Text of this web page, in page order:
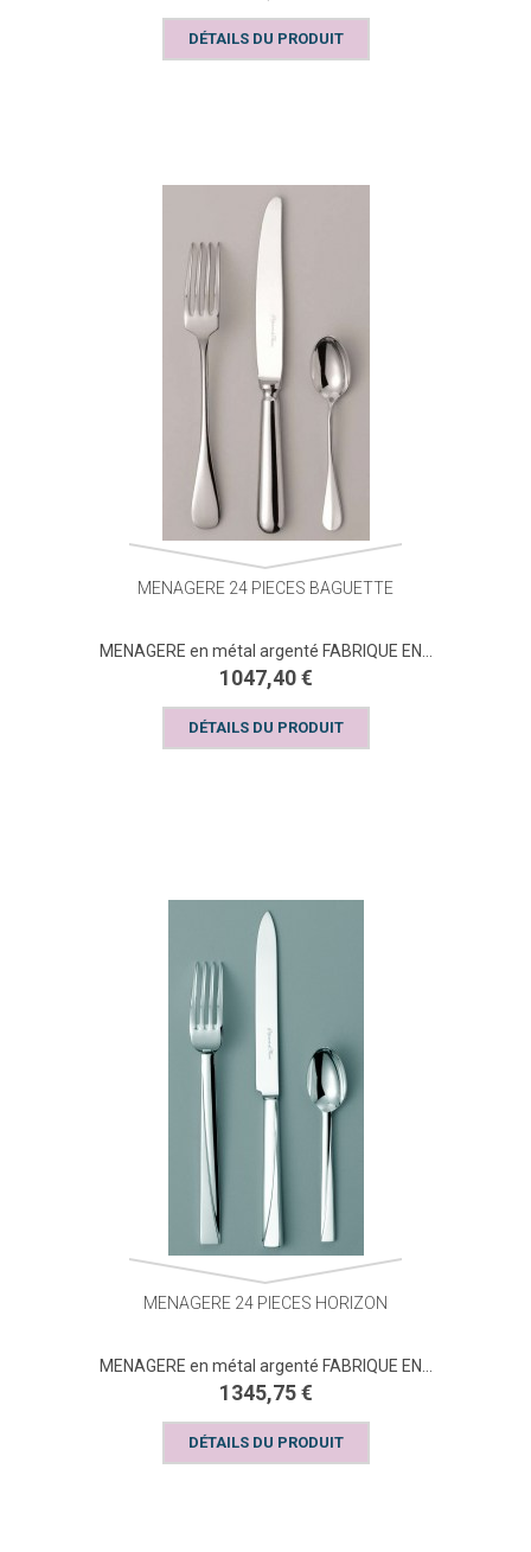
DÉTAILS DU PRODUIT
MENAGERE 24 PIECES BAGUETTE
MENAGERE en métal argenté FABRIQUE EN...
1047,40 €
DÉTAILS DU PRODUIT
MENAGERE 24 PIECES HORIZON
MENAGERE en métal argenté FABRIQUE EN...
1345,75 €
DÉTAILS DU PRODUIT